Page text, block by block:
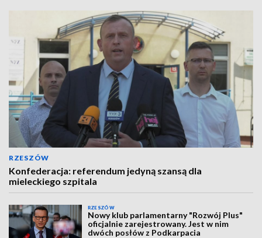
RZESZÓW
Konfederacja: referendum jedyną szansą dla
mieleckiego szpitala
RZESZÓW
Nowy klub parlamentarny "Rozwój Plus"
oficjalnie zarejestrowany. Jest w nim
dwóch posłów z Podkarpacia